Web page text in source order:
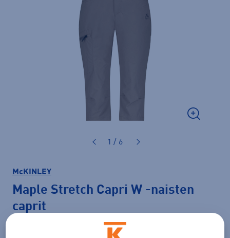
1 / 6
McKINLEY
Maple Stretch Capri W -naisten
caprit